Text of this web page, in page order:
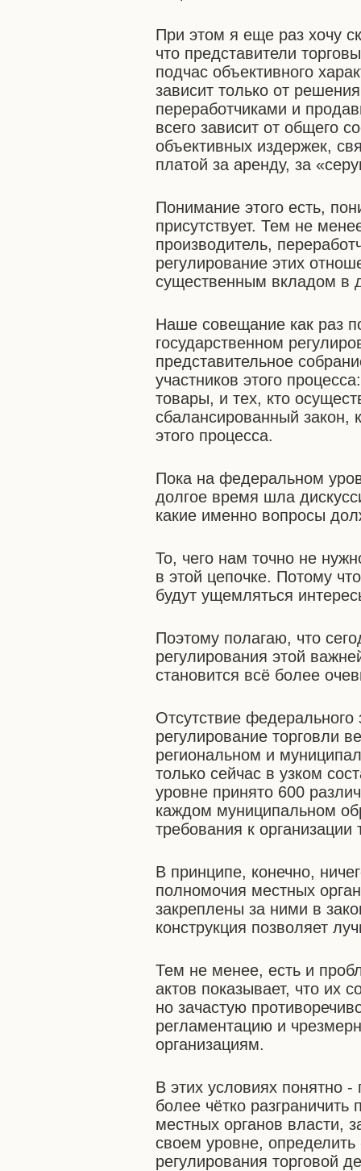
При этом я еще раз хочу
что представители
подчас объективного
зависит только от
переработчиками и
всего зависит от общего
объективных издержек,
платой за аренду, за
Понимание этого есть,
присутствует. Тем не
производитель,
регулирование этих
существенным вкладом в
Наше совещание как раз
государственном
представительное
участников этого
товары, и тех, кто
сбалансированный закон,
этого процесса.
Пока на федеральном
долгое время шла
какие именно вопросы
То, чего нам точно не
в этой цепочке. Потому
будут ущемляться
Поэтому полагаю, что
регулирования этой
становится всё более
Отсутствие федерального
регулирование торговли
региональном и
только сейчас в узком
уровне принято 600
каждом муниципальном
требования к организации
В принципе, конечно,
полномочия местных
закреплены за ними в
конструкция позволяет
Тем не менее, есть и
актов показывает, что их
но зачастую
регламентацию и
организациям.
В этих условиях понятно
более чётко
местных органов власти,
своем уровне,
регулирования торговой